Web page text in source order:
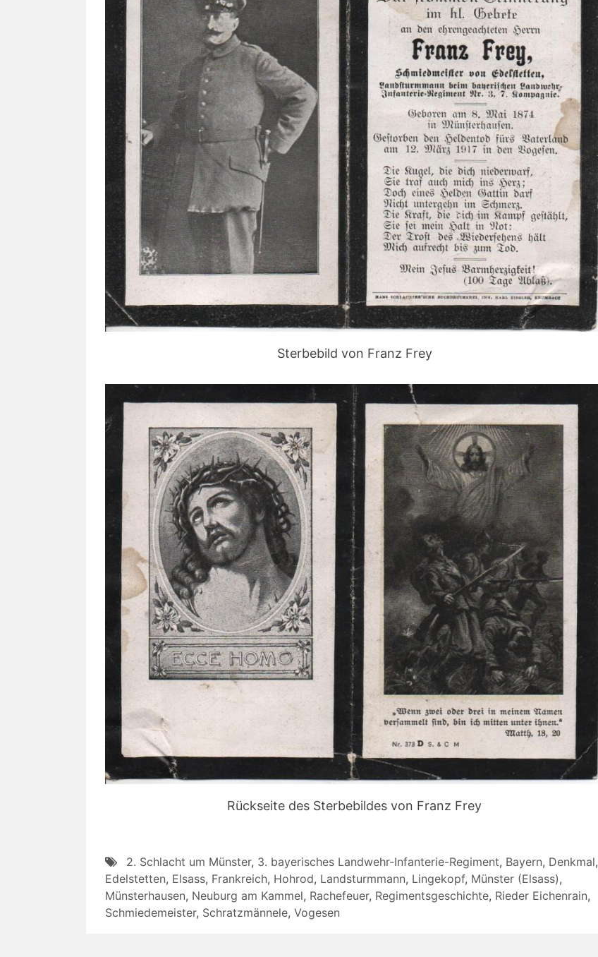
Sterbebild von Franz Frey
Rückseite des Sterbebildes von Franz Frey
2. Schlacht um Münster, 3. bayerisches Landwehr-Infanterie-Regiment, Bayern, Denkmal,
Edelstetten, Elsass, Frankreich, Hohrod, Landsturmmann, Lingekopf, Münster (Elsass),
Münsterhausen, Neuburg am Kammel, Rachefeuer, Regimentsgeschichte, Rieder Eichenrain,
Schmiedemeister, Schratzmännele, Vogesen